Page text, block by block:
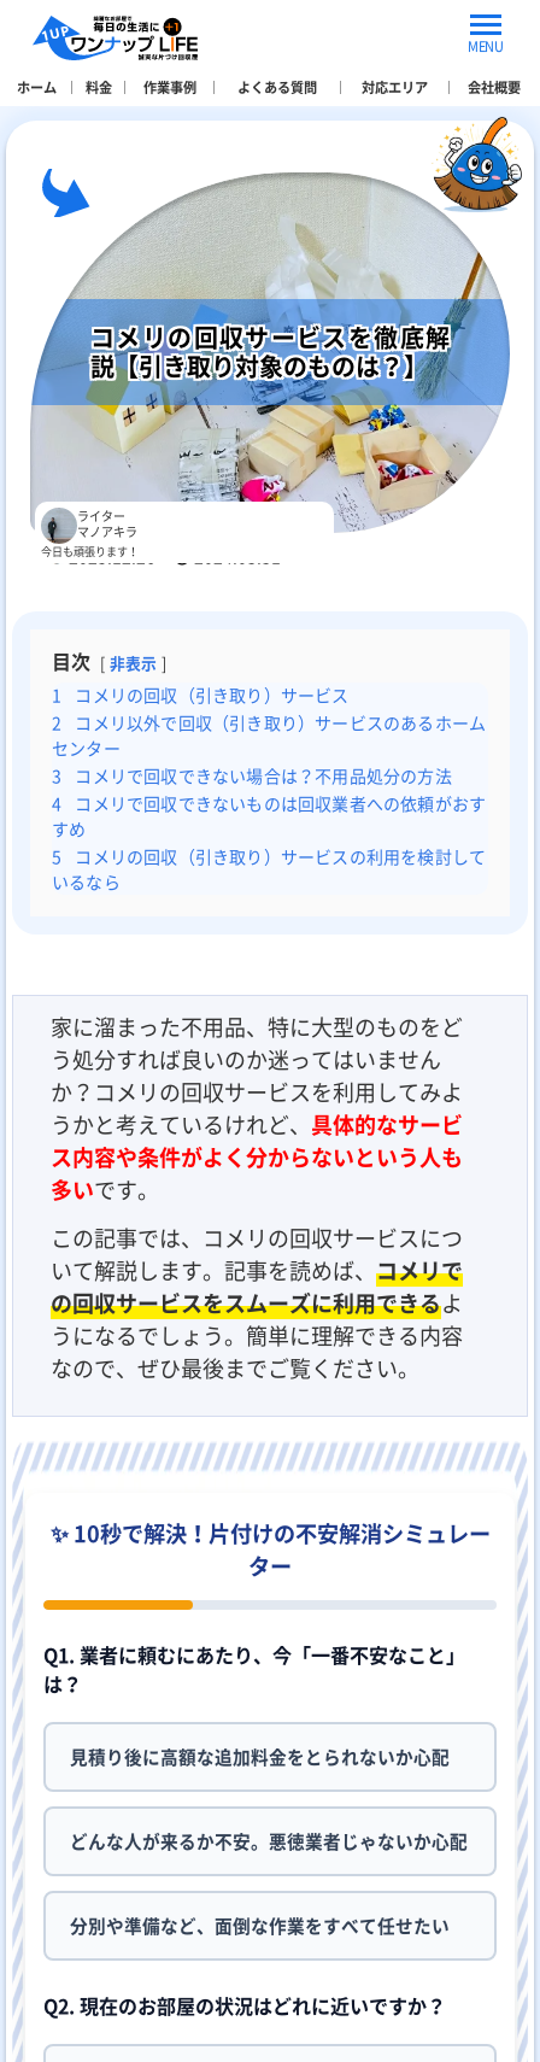
MENU
ホーム
料金 作業事例 よくある質問 対応エリア 会社概要
コメリの回収サービスを徹底解
説【引き取り対象のものは？】
ライター
マノアキラ
今日も頑張ります！
2025.12.26
目次 非表示
1
コメリの回収（引き取り）サービス
2
コメリ以外で回収（引き取り）サービスのあるホーム
センター
3
コメリで回収できない場合は？不用品処分の方法
4
コメリで回収できないものは回収業者への依頼がおす
すめ
5
コメリの回収（引き取り）サービスの利用を検討して
いるなら
家に溜まった不用品、特に大型のものをど
う処分すれば良いのか迷ってはいません
か？コメリの回収サービスを利用してみよ
うかと考えているけれど、 具体的なサービ
ス内容や条件がよく分からないという人も
多いです。
この記事では、コメリの回収サービスにつ
いて解説します。記事を読めば、 コメリで
の回収サービスをスムーズに利用できるよ
うになるでしょう。簡単に理解できる内容
なので、ぜひ最後までご覧ください。
✨ 10秒で解決！片付けの不安解消シミュレー
ター
Q1. 業者に頼むにあたり、今「一番不安なこと」
は？
見積り後に高額な追加料金をとられないか心配
どんな人が来るか不安。悪徳業者じゃないか心配
分別や準備など、面倒な作業をすべて任せたい
Q2. 現在のお部屋の状況はどれに近いですか？